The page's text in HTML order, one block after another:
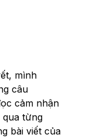
mình
câu
cảm nhận
qua từng
bài viết của